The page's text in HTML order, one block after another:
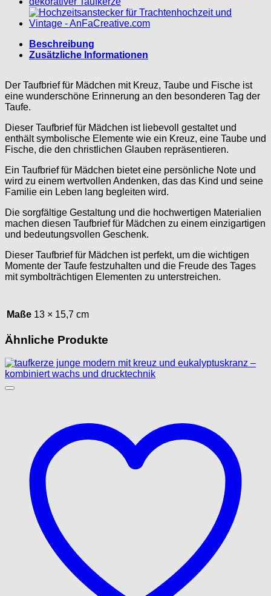
Beschreibung
Zusätzliche Informationen
Der Taufbrief für Mädchen mit Kreuz, Taube und Fische ist
eine wunderschöne Erinnerung an den besonderen Tag der
Taufe.
Dieser Taufbrief für Mädchen ist liebevoll gestaltet und
enthält sym­bolische Elemente wie ein Kreuz, eine Taube und
Fische, die den christlichen Glauben repräsentieren.
Ein Taufbrief für Mädchen bietet eine persönliche Note und
wird zu einem wertvollen Andenken, das das Kind und seine
Familie ein Leben lang begleiten wird.
Die sorgfältige Gestaltung und die hochwertigen Materialien
machen diesen Taufbrief für Mädchen zu einem einzigartigen
und bedeutungsvollen Geschenk.
Dieser Taufbrief für Mädchen ist perfekt, um die wichtigen
Momente der Taufe festzuhalten und die Freude des Tages
mit symbolträchtigen Elementen zu unterstreichen.
Maße 13 × 15,7 cm
Ähnliche Produkte